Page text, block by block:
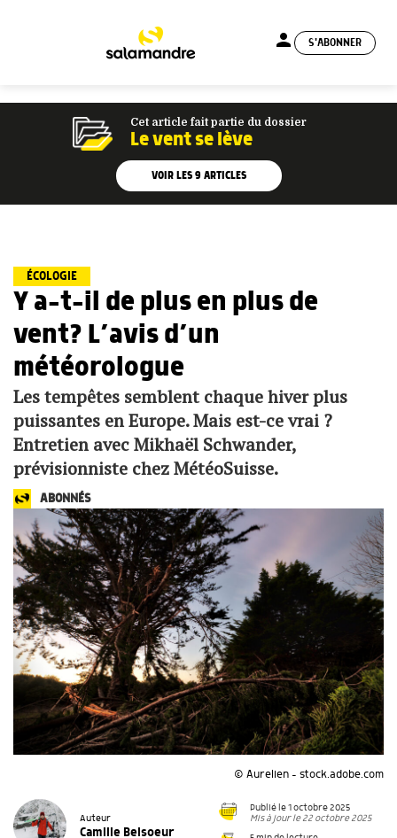
person S'ABONNER
Cet article fait partie du dossier
Le vent se lève
VOIR LES 9 ARTICLES
ÉCOLOGIE
Y a-t-il de plus en plus de
vent? L’avis d’un
météorologue
Les tempêtes semblent chaque hiver plus
puissantes en Europe. Mais est-ce vrai ?
Entretien avec Mikhaël Schwander,
prévisionniste chez MétéoSuisse.
ABONNÉS
© Aurelien - stock.adobe.com
Auteur
Camille Belsoeur
Publié le 1 octobre 2025
Mis à jour le 22 octobre 2025